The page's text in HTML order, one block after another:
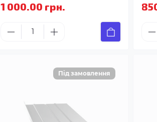
1 000.00 грн.